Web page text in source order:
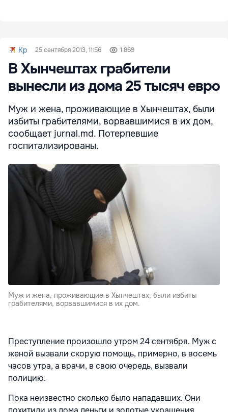
Kp 25 сентября 2013, 11:56 1 869
В Хынчештах грабители
вынесли из дома 25 тысяч евро
Муж и жена, проживающие в Хынчештах, были
избиты грабителями, ворвавшимися в их дом,
сообщает jurnal.md. Потерпевшие
госпитализированы.
Mуж и жена, проживающие в Хынчештах, были избиты
грабителями, ворвавшимися в их дом.
Преступление произошло утром 24 сентября. Муж с
женой вызвали скорую помощь, примерно, в восемь
часов утра, а врачи, в свою очередь, вызвали
полицию.
Пока неизвестно сколько было нападавших. Они